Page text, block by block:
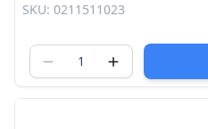
SKU: 0211511023